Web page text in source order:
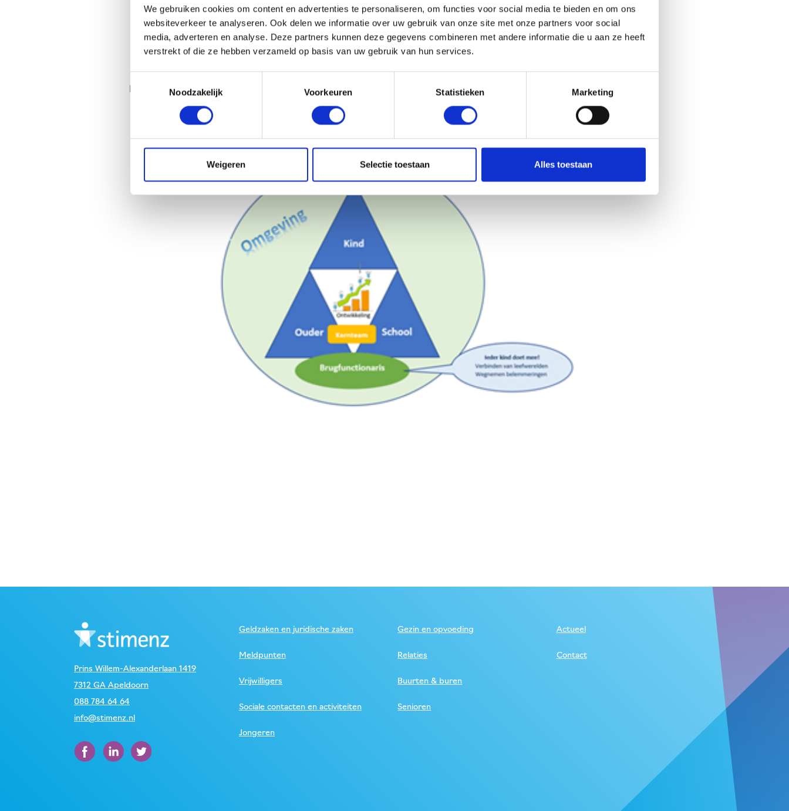
We gebruiken cookies om content en advertenties te personaliseren, om functies voor social media te bieden en om ons
websiteverkeer te analyseren. Ook delen we informatie over uw gebruik van onze site met onze partners voor social
media, adverteren en analyse. Deze partners kunnen deze gegevens combineren met andere informatie die u aan ze heeft
verstrekt of die ze hebben verzameld op basis van uw gebruik van hun services.
Noodzakelijk
Voorkeuren Statistieken Marketing
Weigeren Selectie toestaan Alles toestaan
Inzet op thema’s in de pedagogische driehoek: (bv. impulsregulatie, weerbaarheid, faalangst etc.)
Met de leerkracht samen een aanbod in de groep organiseren.
Het geven van extra kindbegeleiding (voor kinderen die het nodig hebben).
Bekijk hierde flyer over de brugfunctionaris.
Prins Willem-Alexanderlaan 1419
7312 GA Apeldoorn
088 784 64 64
info@stimenz.nl
Geldzaken en juridische zaken Gezin en opvoeding
Meldpunten Relaties
Vrijwilligers Buurten & buren
Sociale contacten en activiteiten Senioren
Jongeren
Actueel
Contact